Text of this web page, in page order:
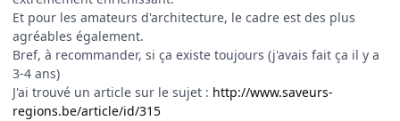
Et pour les amateurs d'architecture, le cadre est des plus
agréables également.
Bref, à recommander, si ça existe toujours (j'avais fait ça il y a
3-4 ans)
J'ai trouvé un article sur le sujet : http://www.saveurs-
regions.be/article/id/315